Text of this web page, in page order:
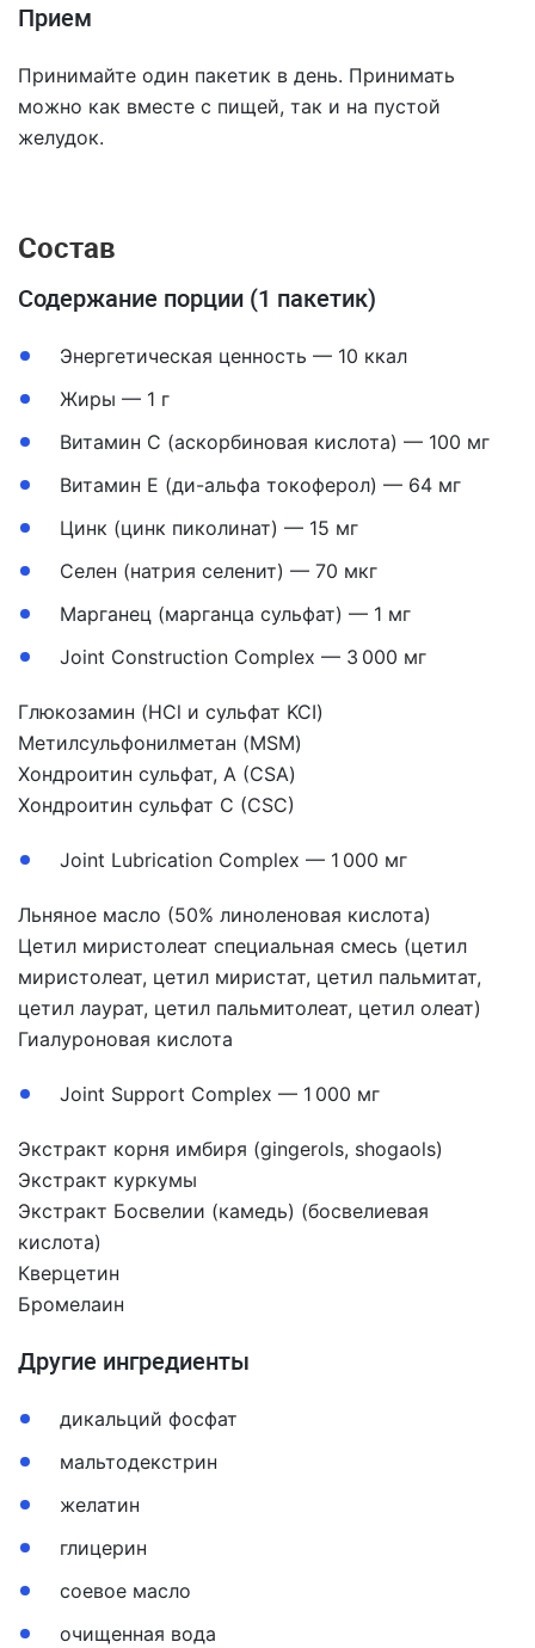
Прием
Принимайте один пакетик в день. Принимать
можно как вместе с пищей, так и на пустой
желудок.
Состав
Содержание порции (1 пакетик)
Энергетическая ценность — 10 ккал
Жиры — 1 г
Витамин С (аскорбиновая кислота) — 100 мг
Витамин Е (ди-альфа токоферол) — 64 мг
Цинк (цинк пиколинат) — 15 мг
Селен (натрия селенит) — 70 мкг
Марганец (марганца сульфат) — 1 мг
Joint Construction Complex — 3 000 мг
Глюкозамин (HCl и сульфат KCI)
Метилсульфонилметан (MSM)
Хондроитин сульфат, А (CSA)
Хондроитин сульфат C (CSC)
Joint Lubrication Complex — 1 000 мг
Льняное масло (50% линоленовая кислота)
Цетил миристолеат специальная смесь (цетил
миристолеат, цетил миристат, цетил пальмитат,
цетил лаурат, цетил пальмитолеат, цетил олеат)
Гиалуроновая кислота
Joint Support Complex — 1 000 мг
Экстракт корня имбиря (gingerols, shogaols)
Экстракт куркумы
Экстракт Босвелии (камедь) (босвелиевая
кислота)
Кверцетин
Бромелаин
Другие ингредиенты
дикальций фосфат
мальтодекстрин
желатин
глицерин
соевое масло
очищенная вода